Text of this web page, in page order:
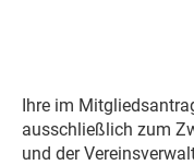
Ihre im
ausschließlich zum
und der